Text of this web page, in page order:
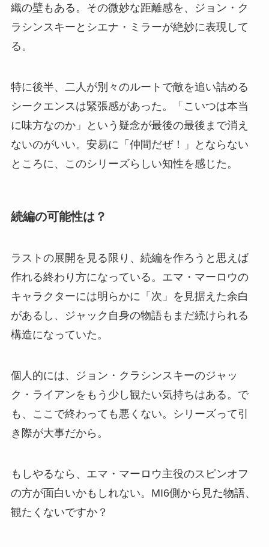
織の壁もある。その微妙な距離感を、ジョン・ク
ラシンスキーとシエナ・ミラーが絶妙に表現して
る。
特に後半、二人が別々のルートで敵を追い詰める
シークエンスは緊張感があった。「こいつは本当
に味方なのか」という疑念が最後の最後まで消え
ないのがいい。安易に「仲間だぜ！」とならない
ところに、このシリーズらしい知性を感じた。
続編の可能性は？
ラストの展開を見る限り、続編を作ろうと思えば
作れる終わり方になっている。エマ・マーロウの
キャラクターには明らかに「次」を見据えた余白
があるし、ジャック自身の物語もまだ続けられる
構造になっていた。
個人的には、ジョン・クラシンスキーのジャッ
ク・ライアンをもう少し観たい気持ちはある。で
も、ここで終わっても悪くない。シリーズって引
き際が大事だから。
もしやるなら、エマ・マーロウ主役のスピンオフ
の方が面白いかもしれない。MI6側から見た物語、
観たくないですか？